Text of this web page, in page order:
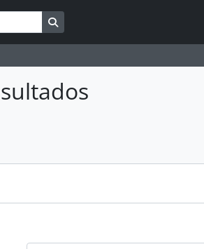
Busque na página de navegação